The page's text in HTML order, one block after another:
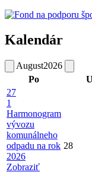
Kalendár
August2026
Po
27
1
Harmonogram
vývozu
komunálneho
odpadu na rok
2026
Zobraziť
28